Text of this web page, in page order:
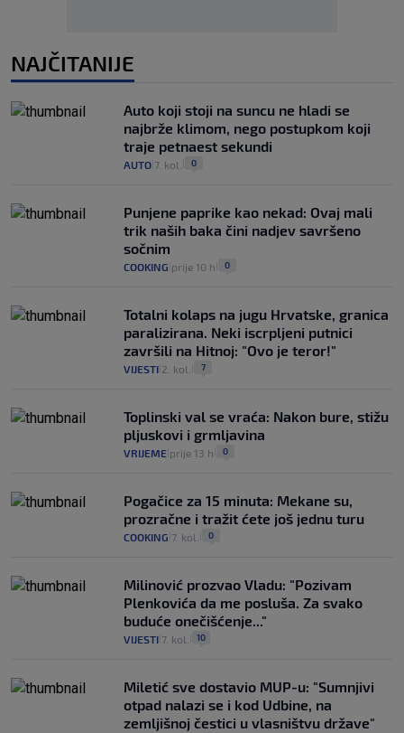
NAJČITANIJE
Auto koji stoji na suncu ne hladi se
najbrže klimom, nego postupkom koji
traje petnaest sekundi
AUTO 7. kol. 0
Punjene paprike kao nekad: Ovaj mali
trik naših baka čini nadjev savršeno
sočnim
COOKING prije 10 h 0
Totalni kolaps na jugu Hrvatske, granica
paralizirana. Neki iscrpljeni putnici
završili na Hitnoj: "Ovo je teror!"
VIJESTI 2. kol. 7
Toplinski val se vraća: Nakon bure, stižu
pljuskovi i grmljavina
VRIJEME prije 13 h 0
Pogačice za 15 minuta: Mekane su,
prozračne i tražit ćete još jednu turu
COOKING 7. kol. 0
Milinović prozvao Vladu: "Pozivam
Plenkovića da me posluša. Za svako
buduće onečišćenje..."
VIJESTI 7. kol. 10
Miletić sve dostavio MUP-u: "Sumnjivi
otpad nalazi se i kod Udbine, na
zemljišnoj čestici u vlasništvu države"